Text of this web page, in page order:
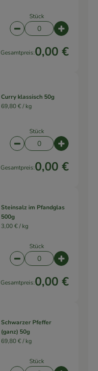
Stück
Artikelanzahl
Gesamtpreis:0,00 €
Curry klassisch 50g
69,80 € /kg
Stück
Artikelanzahl
Gesamtpreis:0,00 €
Steinsalz im Pfandglas
500g
3,00 € /kg
Stück
Artikelanzahl
Gesamtpreis:0,00 €
Schwarzer Pfeffer
(ganz) 50g
69,80 € /kg
Stück